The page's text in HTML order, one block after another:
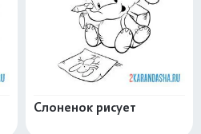
Слоненок рисует